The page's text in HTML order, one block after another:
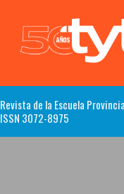
Revista de la Escuela
ISSN 3072-8975